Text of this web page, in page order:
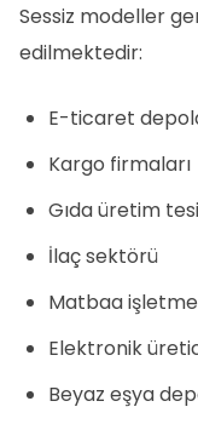
Sessiz modeller
edilmektedir:
E-ticaret
Kargo firmaları
Gıda üretim
İlaç sektörü
Matbaa
Elektronik
Beyaz eşya